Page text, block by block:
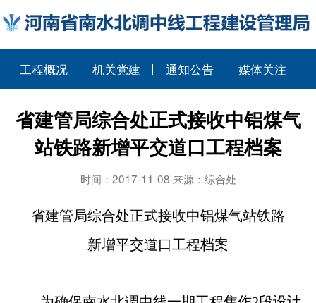
工程概况 机关党建 通知公告 媒体关注
省建管局综合处正式接收中铝煤气
站铁路新增平交道口工程档案
时间：2017-11-08 来源：综合处
省建管局综合处正式接收中铝煤气站铁路
新增平交道口工程档案